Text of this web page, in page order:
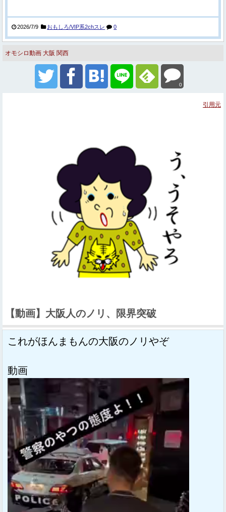
2026/7/9 おもしろ/VIP系2chスレ 0
オモシロ動画 大阪 関西
0
引用元
【動画】大阪人のノリ、限界突破
これがほんまもんの大阪のノリやぞ
動画